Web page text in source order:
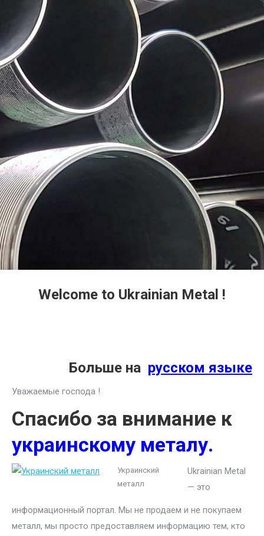
Welcome to Ukrainian Metal !
Больше на русском языке
Уважаемые господа !
Спасибо за внимание к
украинскому металу.
Украинский
металл
Ukrainian Metal
— это
информационный портал. Мы не продаем и не покупаем
металл, мы просто предоставляем информацию тем, кто